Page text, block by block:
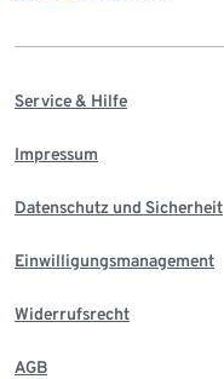
Service & Hilfe
Impressum
Datenschutz und Sicherheit
Einwilligungsmanagement
Widerrufsrecht
AGB